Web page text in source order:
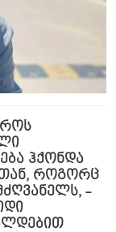
ჰქონდა
როგორც
-